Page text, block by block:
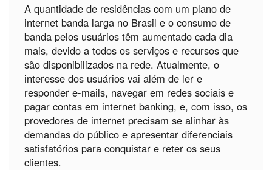
A quantidade de residências com um plano de
internet banda larga no Brasil e o consumo de
banda pelos usuários têm aumentado cada dia
mais, devido a todos os serviços e recursos que
são disponibilizados na rede. Atualmente, o
interesse dos usuários vai além de ler e
responder e-mails, navegar em redes sociais e
pagar contas em internet banking, e, com isso, os
provedores de internet precisam se alinhar às
demandas do público e apresentar diferenciais
satisfatórios para conquistar e reter os seus
clientes.